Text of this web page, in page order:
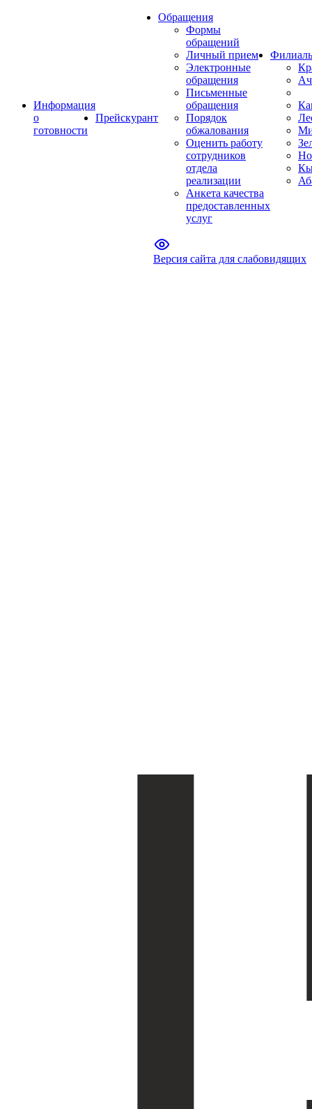
Информация
о
готовности
Прейскурант
Обращения
Формы
обращений
Личный прием
Электронные
обращения
Письменные
обращения
Порядок
обжалования
Оценить работу
сотрудников
отдела
реализации
Анкета качества
предоставленных
услуг
Версия сайта для слабовидящих